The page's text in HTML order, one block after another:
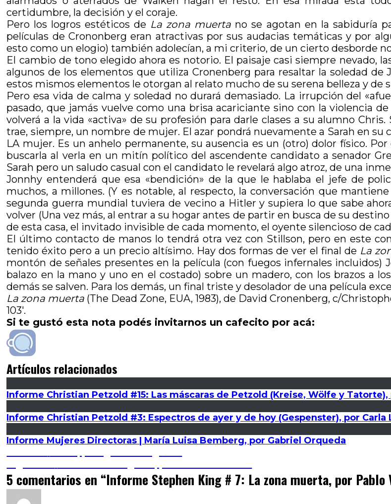
certidumbre, la decisión y el coraje.
Pero los logros estéticos de La zona muerta no se agotan en la sabiduría
películas de Crononberg eran atractivas por sus audacias temáticas y por
esto como un elogio) también adolecían, a mi criterio, de un cierto desborde
El cambio de tono elegido ahora es notorio. El paisaje casi siempre nevado,
algunos de los elementos que utiliza Cronenberg para resaltar la soledad de
estos mismos elementos le otorgan al relato mucho de su serena belleza y de
Pero esa vida de calma y soledad no durará demasiado. La irrupción del
pasado, que jamás vuelve como una brisa acariciante sino con la violencia
volverá a la vida «activa» de su profesión para darle clases a su alumno
trae, siempre, un nombre de mujer. El azar pondrá nuevamente a Sarah en su
LA mujer. Es un anhelo permanente, su ausencia es un (otro) dolor físico.
buscarla al verla en un mitín político del ascendente candidato a senador
Sarah pero un saludo casual con el candidato le revelará algo atroz, de una
Jonnhy entenderá que esa «bendición» de la que le hablaba el jefe de
muchos, a millones. (Y es notable, al respecto, la conversación que
segunda guerra mundial tuviera de vecino a Hitler y supiera lo que sabe
volver (Una vez más, al entrar a su hogar antes de partir en busca de su
de esta casa, el invitado invisible de cada momento, el oyente silencioso de
El último contacto de manos lo tendrá otra vez con Stillson, pero en este
tenido éxito pero a un precio altísimo. Hay dos formas de ver el final de La
montón de señales presentes en la película (con fuegos infernales incluidos)
balazo en la mano y uno en el costado) sobre un madero, con los brazos a
demás se salven. Para los demás, un final triste y desolador de una película
La zona muerta (The Dead Zone, EUA, 1983), de David Cronenberg, c/
103′.
Si te gustó esta nota podés invitarnos un cafecito por acá:
Artículos relacionados
Informe Christian Petzold #15: Las máscaras de Petzold (Kreise, Wölfe y Tatorte),
Informe Christian Petzold #3: Espectros de ayer y de hoy (Gespenster), por Carla
Informe Mujeres Directoras | María Luisa Bemberg, por Gabriel Orqueda
Navegación
de
entradas
siguiente:
5 comentarios en “Informe Stephen King # 7: La zona muerta, por Pablo